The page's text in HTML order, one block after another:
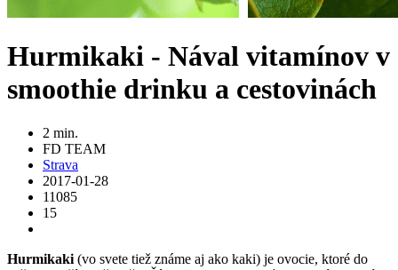
Hurmikaki - Nával vitamínov v
smoothie drinku a cestovinách
2 min.
FD TEAM
Strava
2017-01-28
11085
15
Hurmikaki (vo svete tiež známe aj ako kaki) je ovocie, ktoré do